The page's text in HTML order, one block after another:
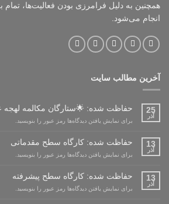
همچنین به دلیل فرامرزی بودن فعالیت‌ها،
انجام می‌شود.
آخرین مطالب سایت
25
آذر
حفاظت شده: 🌟ستارگان مکالمه لهجه
برای نمایش یافتن دیدگاه‌ها رمز عبور را بنویسید.
13
آذر
حفاظت شده: کارگاه سطح مقدماتی
برای نمایش یافتن دیدگاه‌ها رمز عبور را بنویسید.
13
آذر
حفاظت شده: کارگاه سطح پیشرفته
برای نمایش یافتن دیدگاه‌ها رمز عبور را بنویسید.